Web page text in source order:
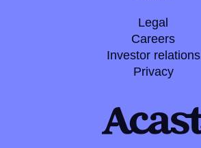
Legal
Careers
Investor relations
Privacy